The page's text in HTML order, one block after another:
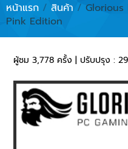
หน้าแรก / สินค้า /
Pink Edition
ผู้ชม 3,778 ครั้ง | ปรับปรุง :